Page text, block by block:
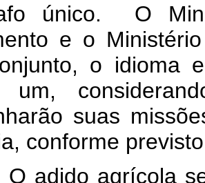
único. O
e o
o idioma
um,
suas
conforme
adido agrícola